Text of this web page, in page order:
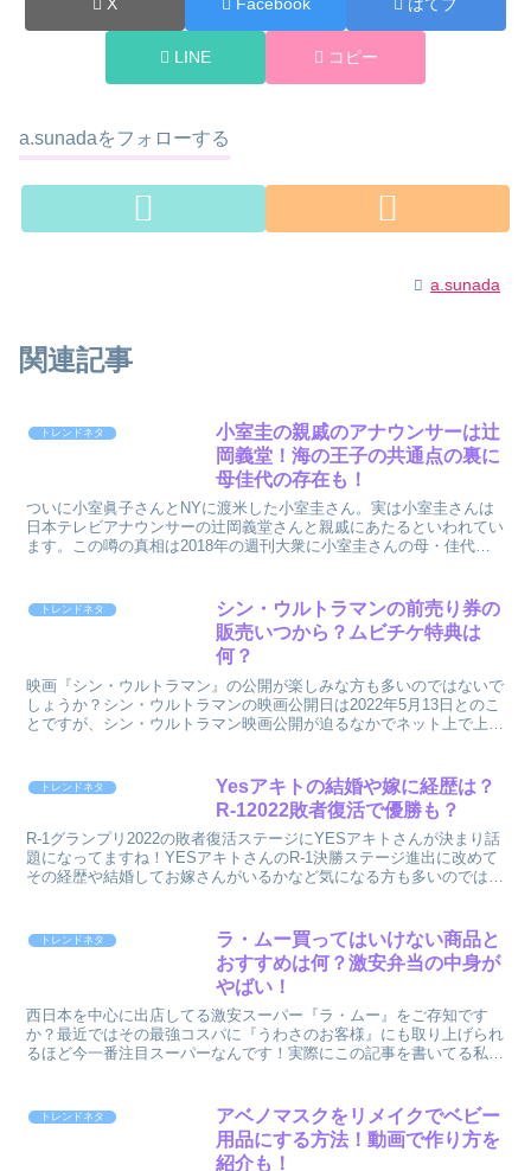
LINE コピー
a.sunadaをフォローする
a.sunada
関連記事
トレンドネタ
小室圭の親戚のアナウンサーは辻
岡義堂！海の王子の共通点の裏に
母佳代の存在も！
ついに小室眞子さんとNYに渡米した小室圭さん。実は小室圭さんは
日本テレビアナウンサーの辻岡義堂さんと親戚にあたるといわれてい
ます。この噂の真相は2018年の週刊大衆に小室圭さんの母・佳代さ
トレンドネタ
シン・ウルトラマンの前売り券の
販売いつから？ムビチケ特典は
何？
映画『シン・ウルトラマン』の公開が楽しみな方も多いのではないで
しょうか？シン・ウルトラマンの映画公開日は2022年5月13日とのこ
とですが、シン・ウルトラマン映画公開が迫るなかでネット上で上が
トレンドネタ
Yesアキトの結婚や嫁に経歴は？
R-12022敗者復活で優勝も？
R-1グランプリ2022の敗者復活ステージにYESアキトさんが決まり話
題になってますね！YESアキトさんのR-1決勝ステージ進出に改めて
その経歴や結婚してお嫁さんがいるかなど気になる方も多いのではな
トレンドネタ
ラ・ムー買ってはいけない商品と
おすすめは何？激安弁当の中身が
やばい！
西日本を中心に出店してる激安スーパー『ラ・ムー』をご存知です
か？最近ではその最強コスパに『うわさのお客様』にも取り上げられ
るほど今一番注目スーパーなんです！実際にこの記事を書いてる私も
トレンドネタ
アベノマスクをリメイクでベビー
用品にする方法！動画で作り方を
紹介も！